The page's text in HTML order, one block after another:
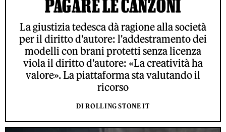
PAGARE LE CANZONI
La giustizia tedesca dà ragione alla società
per il diritto d'autore: l'addestramento dei
modelli con brani protetti senza licenza
viola il diritto d'autore: «La creatività ha
valore». La piattaforma sta valutando il
ricorso
DI ROLLING STONE IT